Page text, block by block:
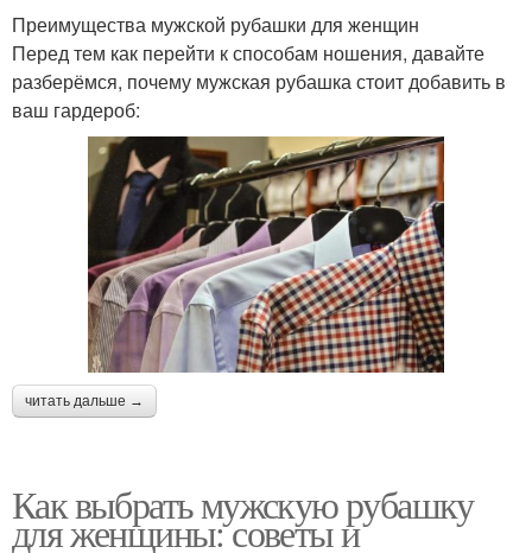
Преимущества мужской рубашки для женщин
Перед тем как перейти к способам ношения, давайте
разберёмся, почему мужская рубашка стоит добавить в
ваш гардероб:
читать дальше →
Как выбрать мужскую рубашку
для женщины: советы и